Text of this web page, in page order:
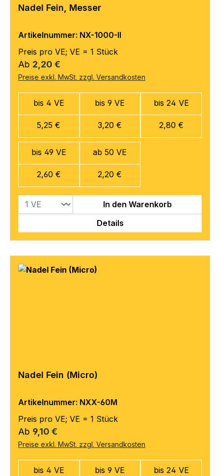
Nadel Fein, Messer
Artikelnummer: NX-1000-II
Preis pro VE; VE = 1 Stück
Regulärer Preis:
Ab 2,20 €
Preise exkl. MwSt. zzgl. Versandkosten
bis 4 VE
5,25 €
bis 9 VE
3,20 €
bis 24 VE
2,80 €
bis 49 VE
2,60 €
ab 50 VE
2,20 €
In den Warenkorb
Details
Nadel Fein (Micro)
Artikelnummer: NXX-60M
Preis pro VE; VE = 1 Stück
Regulärer Preis:
Ab 9,10 €
Preise exkl. MwSt. zzgl. Versandkosten
bis 4 VE bis 9 VE bis 24 VE